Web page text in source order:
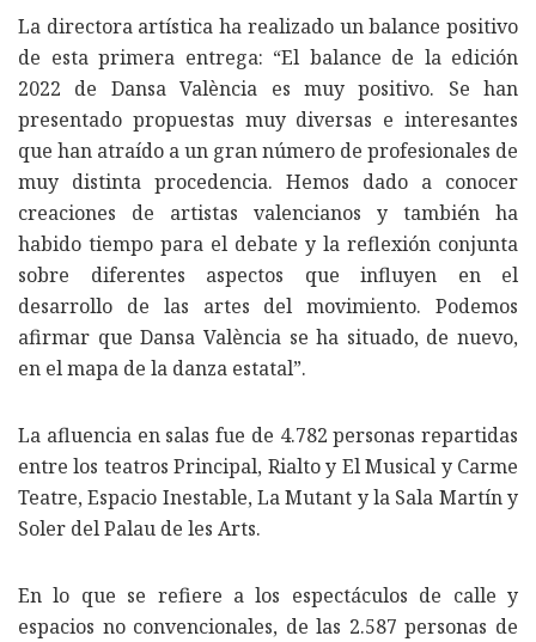
La directora artística ha realizado un balance positivo
de esta primera entrega: “El balance de la edición
2022 de Dansa València es muy positivo. Se han
presentado propuestas muy diversas e interesantes
que han atraído a un gran número de profesionales de
muy distinta procedencia. Hemos dado a conocer
creaciones de artistas valencianos y también ha
habido tiempo para el debate y la reflexión conjunta
sobre diferentes aspectos que influyen en el
desarrollo de las artes del movimiento. Podemos
afirmar que Dansa València se ha situado, de nuevo,
en el mapa de la danza estatal”.
La afluencia en salas fue de 4.782 personas repartidas
entre los teatros Principal, Rialto y El Musical y Carme
Teatre, Espacio Inestable, La Mutant y la Sala Martín y
Soler del Palau de les Arts.
En lo que se refiere a los espectáculos de calle y
espacios no convencionales, de las 2.587 personas de